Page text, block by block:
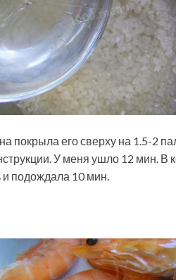
покрыла его сверху на 1.5-2
У меня ушло 12 мин. В
подождала 10 мин.